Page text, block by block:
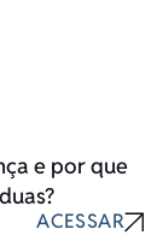
e por que
ACESSAR